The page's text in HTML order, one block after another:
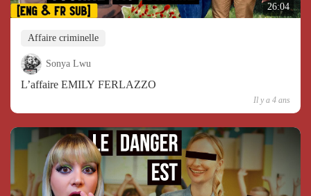
26:04
Affaire criminelle
Sonya Lwu
L’affaire EMILY FERLAZZO
Il y a 4 ans